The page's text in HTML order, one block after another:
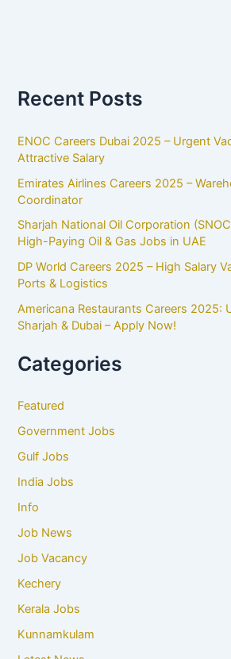
Recent Posts
ENOC Careers Dubai 2025 – Urgent
Attractive Salary
Emirates Airlines Careers 2025 –
Coordinator
Sharjah National Oil Corporation
High-Paying Oil & Gas Jobs in UAE
DP World Careers 2025 – High Salary
Ports & Logistics
Americana Restaurants Careers 2025:
Sharjah & Dubai – Apply Now!
Categories
Featured
Government Jobs
Gulf Jobs
India Jobs
Info
Job News
Job Vacancy
Kechery
Kerala Jobs
Kunnamkulam